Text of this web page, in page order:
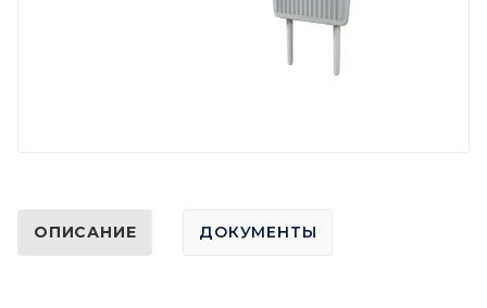
ОПИСАНИЕ ДОКУМЕНТЫ